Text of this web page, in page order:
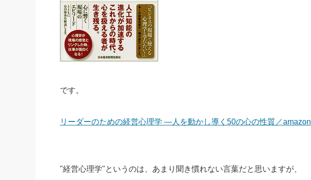
です。
リーダーのための経営心理学 ―人を動かし導く50の心の性質／amazon
"経営心理学"というのは、あまり聞き慣れない言葉だと思いますが、